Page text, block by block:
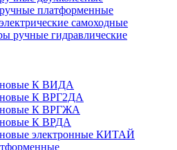
платформенные
самоходные
ручные гидравлические
К ВИДА
К ВРГ2ДА
К ВРГЖА
К ВРДА
электронные КИТАЙ